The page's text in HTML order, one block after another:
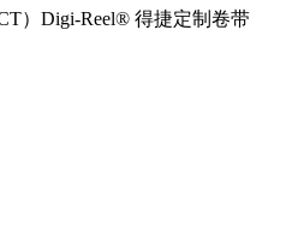
）Digi-Reel® 得捷定制卷带